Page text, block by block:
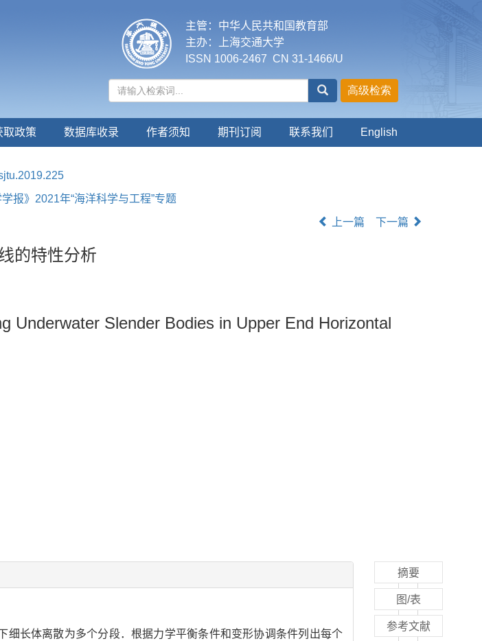
主管：中华人民共和国教育部
主办：上海交通大学
ISSN 1006-2467 CN 31-1466/U
取政策 数据库收录 作者须知 期刊订阅 联系我们 English
学报》2021年“海洋科学与工程”专题
上一篇 下一篇
的特性分析
Underwater Slender Bodies in Upper End Horizontal
长体离散为多个分段．根据力学平衡条件和变形协调条件列出每个
摘要
图/表
参考文献